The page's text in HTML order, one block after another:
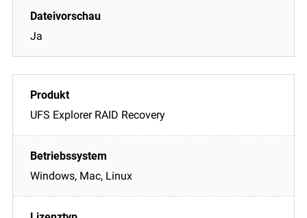
Ja
UFS Explorer RAID Recovery
Windows, Mac, Linux